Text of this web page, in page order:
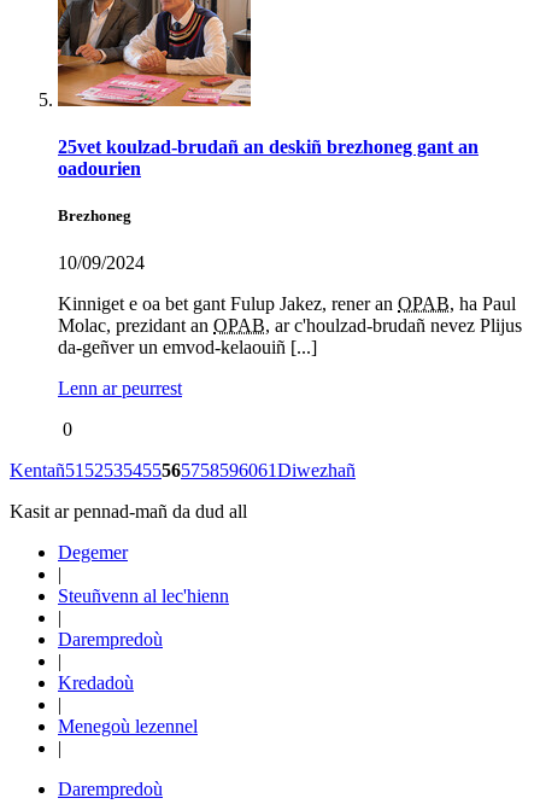
25vet koulzad-brudañ an deskiñ brezhoneg gant an
oadourien
Brezhoneg
10/09/2024
Kinniget e oa bet gant Fulup Jakez, rener an OPAB, ha Paul
Molac, prezidant an OPAB, ar c'houlzad-brudañ nevez Plijus
da-geñver un emvod-kelaouiñ [...]
Lenn ar peurrest
0
Kentañ5152535455565758596061Diwezhañ
Kasit ar pennad-mañ da dud all
Degemer
|
Steuñvenn al lec'hienn
|
Darempredoù
|
Kredadoù
|
Menegoù lezennel
|
Darempredoù